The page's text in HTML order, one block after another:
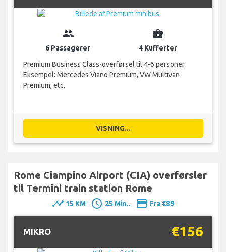
group
6 Passagerer
business_center
4 Kufferter
Premium Business Class-overførsel til 4-6 personer
Eksempel: Mercedes Viano Premium, VW Multivan
Premium, etc.
VISNING...
Rome Ciampino Airport (CIA) overførsler
til Termini train station Rome
timeline 15 KM schedule 25 Min.. payment Fra €89
MIKRO €156